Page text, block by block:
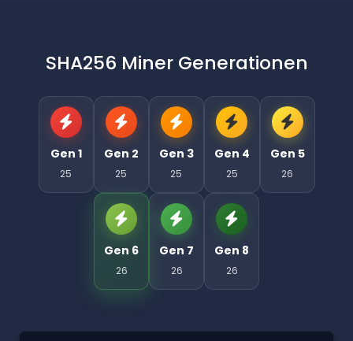
SHA256 Miner Generationen
Gen 1
25
Gen 2
25
Gen 3
25
Gen 4
25
Gen 5
26
Gen 6
26
Gen 7
26
Gen 8
26